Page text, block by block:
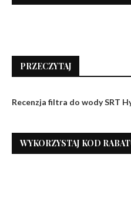
PRZECZYTAJ
Recenzja filtra do wody SRT
WYKORZYSTAJ KOD